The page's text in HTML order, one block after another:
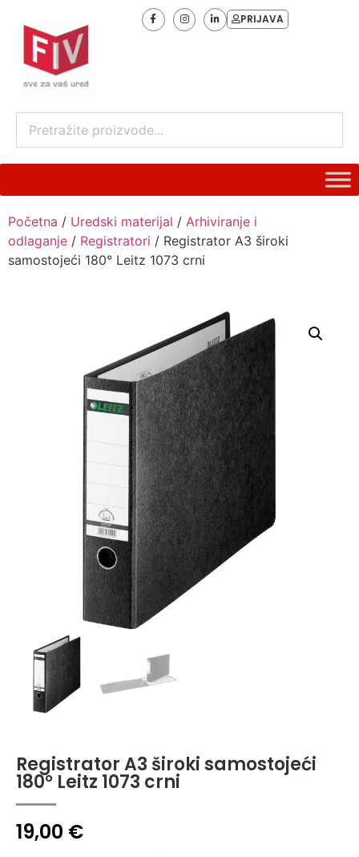
PRIJAVA
Početna / Uredski materijal / Arhiviranje i
odlaganje / Registratori / Registrator A3 široki
samostojeći 180° Leitz 1073 crni
Registrator A3 široki samostojeći
180° Leitz 1073 crni
19,00 €